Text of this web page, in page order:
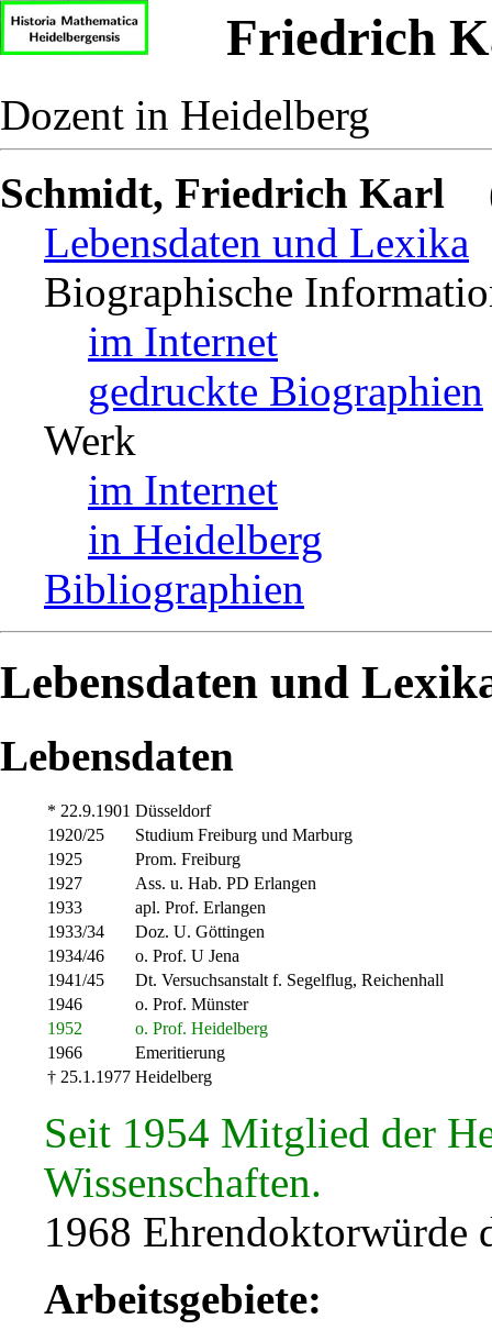
Friedrich
Dozent in Heidelberg
Schmidt, Friedrich Karl
Lebensdaten und Lexika
Biographische
im Internet
gedruckte Biographien
Werk
im Internet
in Heidelberg
Bibliographien
Lebensdaten und
Lebensdaten
* 22.9.1901 Düsseldorf
1920/25
Studium Freiburg und Marburg
1925
Prom. Freiburg
1927
Ass. u. Hab. PD Erlangen
1933
apl. Prof. Erlangen
1933/34
Doz. U. Göttingen
1934/46
o. Prof. U Jena
1941/45
Dt. Versuchsanstalt f. Segelflug, Reichenhall
1946
o. Prof. Münster
1952
o. Prof. Heidelberg
1966
Emeritierung
† 25.1.1977 Heidelberg
Seit 1954 Mitglied der
Wissenschaften.
1968 Ehrendoktorwürde
Arbeitsgebiete: